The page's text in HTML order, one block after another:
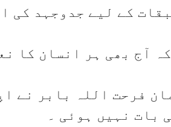
کے لیے جدوجہد کی
کہ آج بھی ہر انسان کا
فرحت اللہ بابر نے
بات نہیں ہوئی ۔